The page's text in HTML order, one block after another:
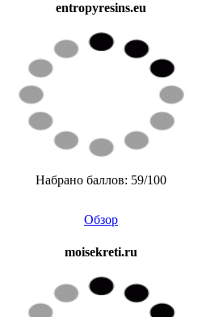
entropyresins.eu
Набрано баллов: 59/100
Обзор
moisekreti.ru